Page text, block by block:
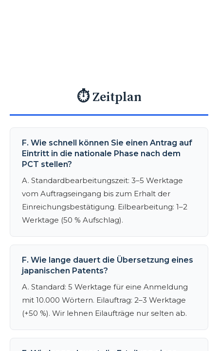
⏱️ Zeitplan
F. Wie schnell können Sie einen Antrag auf
Eintritt in die nationale Phase nach dem
PCT stellen?
A. Standardbearbeitungszeit: 3–5 Werktage
vom Auftragseingang bis zum Erhalt der
Einreichungsbestätigung. Eilbearbeitung: 1–2
Werktage (50 % Aufschlag).
F. Wie lange dauert die Übersetzung eines
japanischen Patents?
A. Standard: 5 Werktage für eine Anmeldung
mit 10.000 Wörtern. Eilauftrag: 2–3 Werktage
(+50 %). Wir lehnen Eilaufträge nur selten ab.